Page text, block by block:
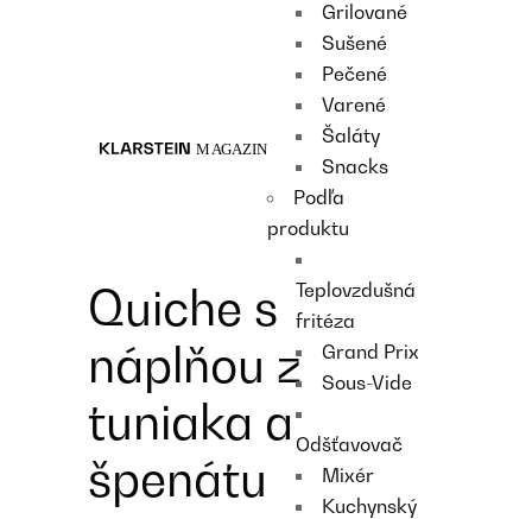
Grilované
Sušené
Pečené
Varené
Šaláty
Snacks
Podľa
produktu
Teplovzdušná
fritéza
Grand Prix
Sous-Vide
Odšťavovač
Mixér
Kuchynský
Quiche s
náplňou z
tuniaka a
špenátu